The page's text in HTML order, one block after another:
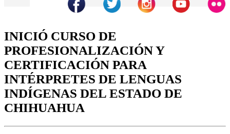
INICIÓ CURSO DE
PROFESIONALIZACIÓN Y
CERTIFICACIÓN PARA
INTÉRPRETES DE LENGUAS
INDÍGENAS DEL ESTADO DE
CHIHUAHUA